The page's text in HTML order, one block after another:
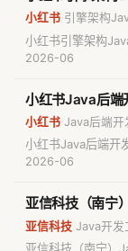
小红书 引擎架构
小红书引擎架构
与持久化、大Key
2026-06
小红书Java后端
小红书 Java后端开
小红书Java后端开
期记忆机制、记忆
2026-06
亚信科技（南宁
亚信科技 Java开发